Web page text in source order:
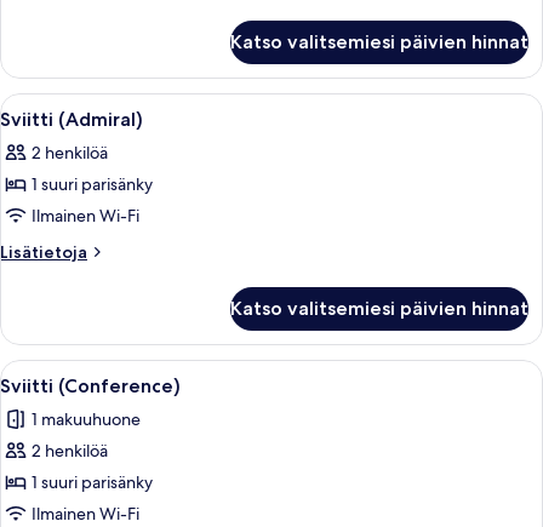
Katso valitsemiesi päivien hinnat
Avaa
kaikki
huonetyypin
Sviitti
(Admiral)
kuvat
Sviitti (Admiral) | Ylelliset
5
Sviitti (Admiral)
2 henkilöä
1 suuri parisänky
Ilmainen Wi-Fi
Lisätietoja
Lisätietoja
Katso valitsemiesi päivien hinnat
Avaa
kaikki
huonetyypin
Sviitti
(Conference)
kuvat
Moderni hotellihuone, jossa on
5
Sviitti (Conference)
1 makuuhuone
2 henkilöä
1 suuri parisänky
Ilmainen Wi-Fi